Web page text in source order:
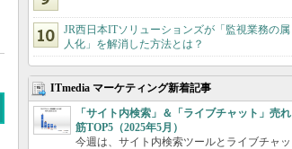
JR西日本ITソリューションズが「監視業務の属
人化」を解消した方法とは？
ITmedia マーケティング新着記事
「サイト内検索」＆「ライブチャット」売れ
筋TOP5（2025年5月）
今週は、サイト内検索ツールとライブチャッ